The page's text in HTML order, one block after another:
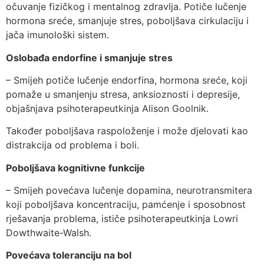
očuvanje fizičkog i mentalnog zdravlja. Potiče lučenje
hormona sreće, smanjuje stres, poboljšava cirkulaciju i
jača imunološki sistem.
Oslobađa endorfine i smanjuje stres
– Smijeh potiče lučenje endorfina, hormona sreće, koji
pomaže u smanjenju stresa, anksioznosti i depresije,
objašnjava psihoterapeutkinja Alison Goolnik.
Također poboljšava raspoloženje i može djelovati kao
distrakcija od problema i boli.
Poboljšava kognitivne funkcije
– Smijeh povećava lučenje dopamina, neurotransmitera
koji poboljšava koncentraciju, pamćenje i sposobnost
rješavanja problema, ističe psihoterapeutkinja Lowri
Dowthwaite-Walsh.
Povećava toleranciju na bol